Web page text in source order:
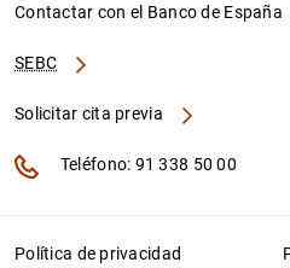
Contactar con el Banco de España
SEBC
Solicitar cita previa
Teléfono: 91 338 50 00
Política de privacidad